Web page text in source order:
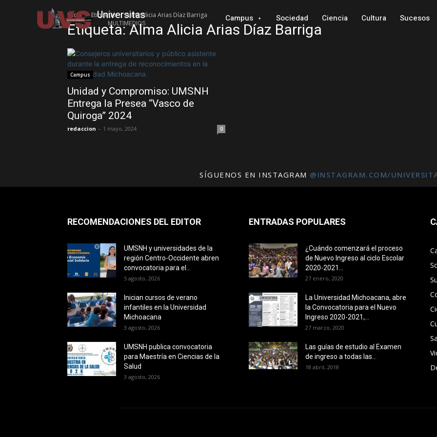
Universitas
MULTIMEDIOS
Campus Sociedad Ciencia Cultura Sucesos
Inicio Etiquetas Alma Alicia Arias Díaz Barriga
Etiqueta: Alma Alicia Arias Díaz Barriga
Campus
Unidad y Compromiso: UMSNH
Entrega la Presea “Vasco de
Quiroga” 2024
redaccion - 1 mayo, 2024 0
SÍGUENOS EN INSTAGRAM @INSTAGRAM.COM/
RECOMENDACIONES DEL EDITOR
UMSNH y universidades de la
región Centro-Occidente abren
convocatoria para el...
5 agosto, 2026
Inician cursos de verano
infantiles en la Universidad
Michoacana
3 agosto, 2026
UMSNH publica convocatoria
para Maestría en Ciencias de la
Salud
3 agosto, 2026
ENTRADAS POPULARES
¿Cuándo comenzará el proceso
de Nuevo Ingreso al ciclo Escolar
2020-2021...
27 enero, 2020
La Universidad Michoacana, abre
la Convocatoria para el Nuevo
Ingreso 2020-2021,...
27 marzo, 2020
Las guías de estudio al Examen
de ingreso a todas las...
18 abril, 2018